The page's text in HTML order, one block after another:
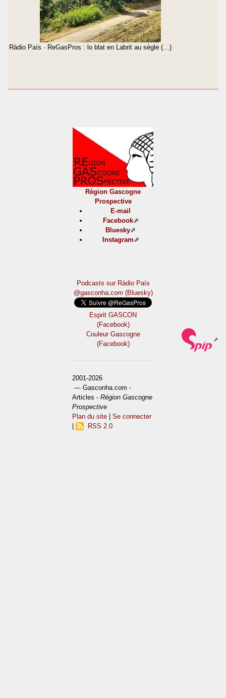
Ràdio País · ReGasPros : lo blat en Labrit au sègle (…)
Région Gascogne
Prospective
E-mail
Facebook
Bluesky
Instagram
Podcasts sur Ràdio País
@gasconha.com (Bluesky)
Esprit GASCON
(Facebook)
Couleur Gascogne
(Facebook)
2001-2026
— Gasconha.com -
Articles -Région Gascogne
Prospective
Plan du site |Se connecter
RSS 2.0